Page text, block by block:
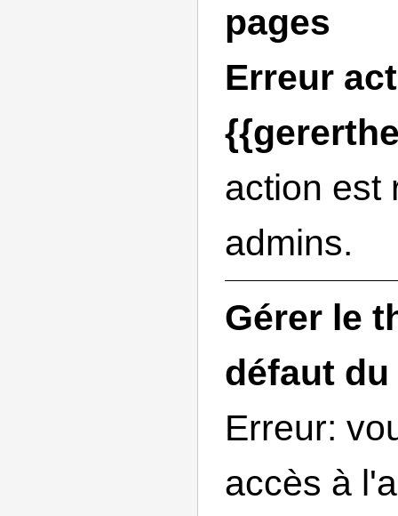
pages
Erreur
action est
admins.
Gérer le
défaut
Erreur:
accès à